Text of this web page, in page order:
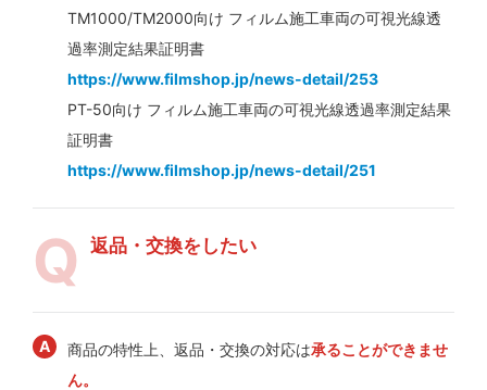
TM1000/TM2000向け フィルム施工車両の可視光線透
過率測定結果証明書
https://www.filmshop.jp/news-detail/253
PT-50向け フィルム施工車両の可視光線透過率測定結果
証明書
https://www.filmshop.jp/news-detail/251
返品・交換をしたい
商品の特性上、返品・交換の対応は承ることができませ
ん。